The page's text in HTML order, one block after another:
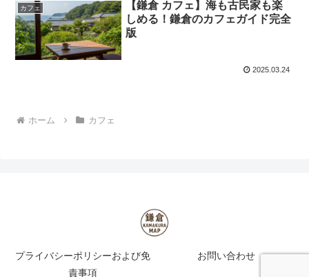
カフェ
【鎌倉 カフェ】海も古民家も楽
しめる！鎌倉のカフェガイド完全
版
2025.03.24
ホーム カフェ
プライバシーポリシーおよび免
責事項
お問い合わせ